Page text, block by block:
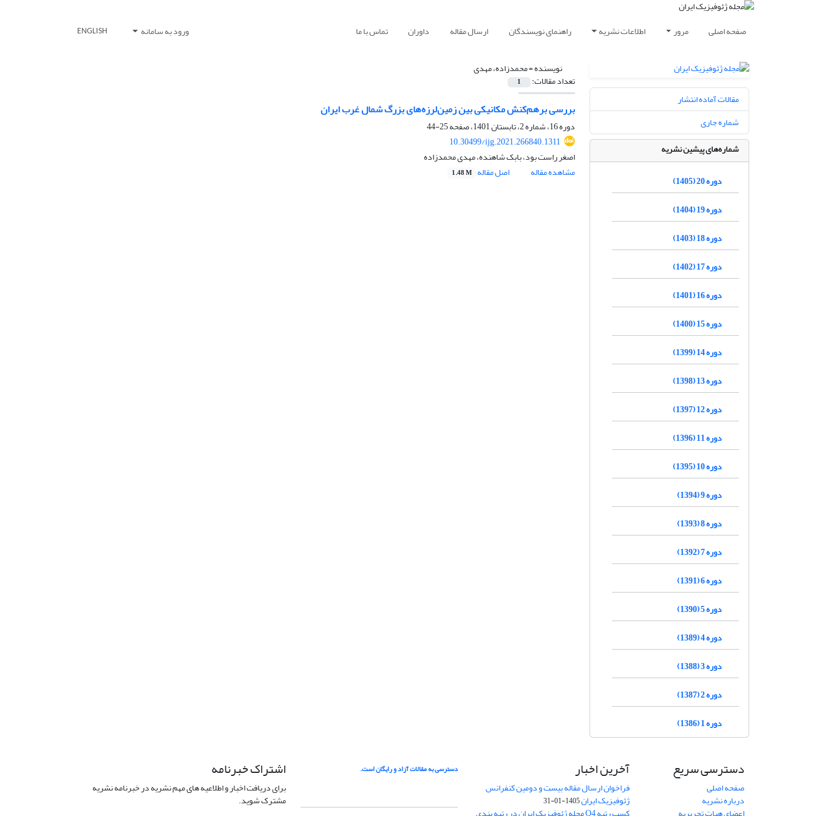
صفحه اصلی مرور اطلاعات نشریه راهنمای نویسندگان ارسال مقاله داوران تماس با ما ورود به سامانه ENGLISH
نویسنده =محمدزاده، مهدی
تعداد مقالات: 1
بررسی برهم‌کنش مکانیکی بین زمین‌لرزه‌های بزرگ شمال غرب ایران
دوره 16، شماره 2، تابستان 1401، صفحه
25-44
10.30499/ijg.2021.266840.1311
اصغر راست بود، بابک شاهنده، مهدی محمدزاده
مشاهده مقاله
اصل مقاله 1.48 M
مقالات آماده انتشار
شماره جاری
شماره‌های پیشین نشریه
دوره 20 (1405)
دوره 19 (1404)
دوره 18 (1403)
دوره 17 (1402)
دوره 16 (1401)
دوره 15 (1400)
دوره 14 (1399)
دوره 13 (1398)
دوره 12 (1397)
دوره 11 (1396)
دوره 10 (1395)
دوره 9 (1394)
دوره 8 (1393)
دوره 7 (1392)
دوره 6 (1391)
دوره 5 (1390)
دوره 4 (1389)
دوره 3 (1388)
دوره 2 (1387)
دوره 1 (1386)
دسترسی سریع
صفحه اصلی
درباره نشریه
آخرین اخبار
فراخوان ارسال مقاله بیست و دومین کنفرانس
ژئوفیزیک ایران1405-01-31
دسترسی به مقالات آزاد و رایگان است. اشتراک خبرنامه
برای دریافت اخبار و اطلاعیه های مهم نشریه در خبرنامه نشریه
مشترک شوید.